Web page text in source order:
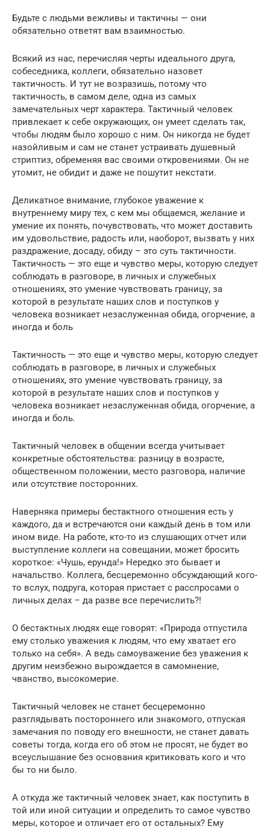
Будьте с людьми вежливы и тактичны — они
обязательно ответят вам взаимностью.
Всякий из нас, перечисляя черты идеального друга,
собеседника, коллеги, обязательно назовет
тактичность. И тут не возразишь, потому что
тактичность, в самом деле, одна из самых
замечательных черт характера. Тактичный человек
привлекает к себе окружающих, он умеет сделать так,
чтобы людям было хорошо с ним. Он никогда не будет
назойливым и сам не станет устраивать душевный
стриптиз, обременяя вас своими откровениями. Он не
утомит, не обидит и даже не пошутит некстати.
Деликатное внимание, глубокое уважение к
внутреннему миру тех, с кем мы общаемся, желание и
умение их понять, почувствовать, что может доставить
им удовольствие, радость или, наоборот, вызвать у них
раздражение, досаду, обиду – это суть тактичности.
Тактичность — это еще и чувство меры, которую следует
соблюдать в разговоре, в личных и служебных
отношениях, это умение чувствовать границу, за
которой в результате наших слов и поступков у
человека возникает незаслуженная обида, огорчение, а
иногда и боль
Тактичность — это еще и чувство меры, которую следует
соблюдать в разговоре, в личных и служебных
отношениях, это умение чувствовать границу, за
которой в результате наших слов и поступков у
человека возникает незаслуженная обида, огорчение, а
иногда и боль.
Тактичный человек в общении всегда учитывает
конкретные обстоятельства: разницу в возрасте,
общественном положении, место разговора, наличие
или отсутствие посторонних.
Наверняка примеры бестактного отношения есть у
каждого, да и встречаются они каждый день в том или
ином виде. На работе, кто-то из слушающих отчет или
выступление коллеги на совещании, может бросить
короткое: «Чушь, ерунда!» Нередко это бывает и
начальство. Коллега, бесцеремонно обсуждающий кого-
то вслух, подруга, которая пристает с расспросами о
личных делах – да разве все перечислить?!
О бестактных людях еще говорят: «Природа отпустила
ему столько уважения к людям, что ему хватает его
только на себя». А ведь самоуважение без уважения к
другим неизбежно вырождается в самомнение,
чванство, высокомерие.
Тактичный человек не станет бесцеремонно
разглядывать постороннего или знакомого, отпуская
замечания по поводу его внешности, не станет давать
советы тогда, когда его об этом не просят, не будет во
всеуслышание без основания критиковать кого и что
бы то ни было.
А откуда же тактичный человек знает, как поступить в
той или иной ситуации и определить то самое чувство
меры, которое и отличает его от остальных? Ему